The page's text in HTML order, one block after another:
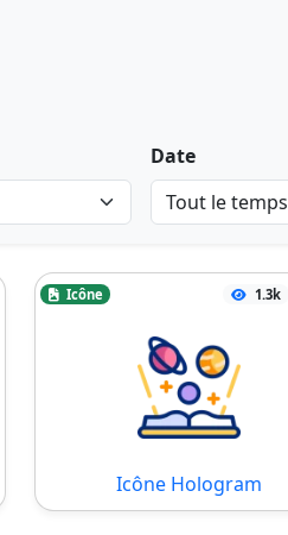
Date
Icône 1.3k
Icône Hologram